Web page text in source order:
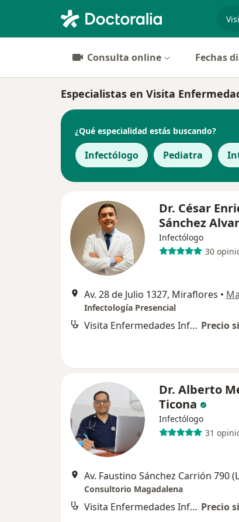
Consulta online Fechas
Especialistas en Visita
¿Qué especialidad estás buscando?
Infectólogo Pediatra
Dr. César
Sánchez
Infectólogo
30
Av. 28 de Julio 1327, Miraflores •
Infectología Presencial
Visita Enfermedades Infecciosas y Tropicales Precio
Dr. Alberto
Ticona
Infectólogo
31
Consultorio Magadalena
Visita Enfermedades Infecciosas y Tropicales Precio